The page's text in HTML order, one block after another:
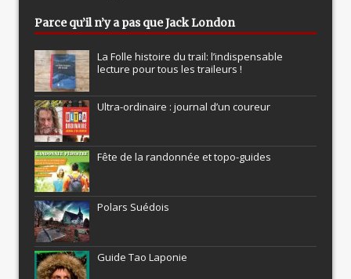
Parce qu’il n’y a pas que Jack London
La Folle histoire du trail: l’indispensable
lecture pour tous les traileurs !
Ultra-ordinaire : journal d’un coureur
Fête de la randonnée et topo-guides
Polars Suédois
Guide Tao Laponie